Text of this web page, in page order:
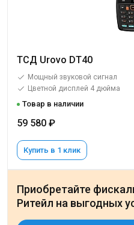
ТСД Urovo DT40
Мощный звуковой сигнал
Цветной дисплей 4 дюйма
Товар в наличии
59 580 ₽
Купить в 1 клик
Приобретайте
Ритейл на выгодных